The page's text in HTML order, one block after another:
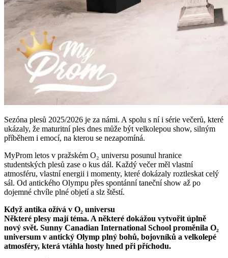
Sezóna plesů 2025/2026 je za námi. A spolu s ní i série večerů, které
ukázaly, že maturitní ples dnes může být velkolepou show, silným
příběhem i emocí, na kterou se nezapomíná.
MyProm letos v pražském O₂ universu posunul hranice
studentských plesů zase o kus dál. Každý večer měl vlastní
atmosféru, vlastní energii i momenty, které dokázaly roztleskat celý
sál. Od antického Olympu přes spontánní taneční show až po
dojemné chvíle plné objetí a slz štěstí.
Když antika ožívá v O₂ universu
Některé plesy mají téma. A některé dokážou vytvořit úplně
nový svět. Sunny Canadian International School proměnila O₂
universum v antický Olymp plný bohů, bojovníků a velkolepé
atmosféry, která vtáhla hosty hned při příchodu.